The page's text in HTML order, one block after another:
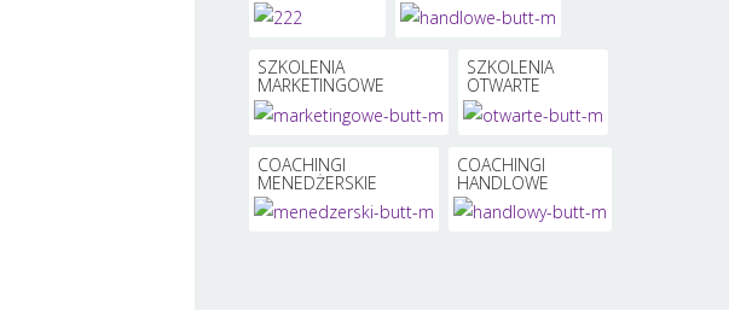
SZKOLENIA
MARKETINGOWE
SZKOLENIA
OTWARTE
COACHINGI
MENEDŻERSKIE
COACHINGI
HANDLOWE